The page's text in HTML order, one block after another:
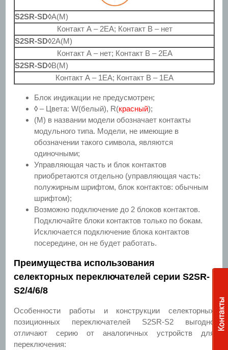
S2SR-SD◊A(M)
Контакт А – 2EA; Контакт B – нет
S2SR-SD◊2A(M)
Контакт А – нет; Контакт B – 2EA
S2SR-SD◊B(M)
Контакт А – 1EA; Контакт B – 1EA
Блок индикации не предусмотрен;
◊– Цвета: W(белый), R(красный);
(M) в названии модели обозначает контакты
модульного типа. Модели, не имеющие в
обозначении такого символа, являются
одиночными;
Управляющая часть и блок контактов
приобретаются отдельно (управляющая часть:
полужирным шрифтом, блок контактов: обычным
шрифтом);
Возможно подключение до 2 блоков контактов.
Подключайте блоки контактов только по бокам.
Исключается подключение блока контактов
посередине, он не будет работать.
Преимущества использования
селекторных переключателей серии S2SR-
S2/4/6/8
Особенности работы и конструкции селекторных
позиционных переключателей S2SR-S2 выгодно
отличают серию от аналогичных устройств для
переключения: